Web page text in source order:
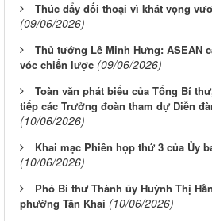
Thúc đẩy đối thoại vì khát vọng
(09/06/2026)
Thủ tướng Lê Minh Hưng: ASEAN
vóc chiến lược (09/06/2026)
Toàn văn phát biểu của Tổng Bí
tiếp các Trưởng đoàn tham dự Diễn
(10/06/2026)
Khai mạc Phiên họp thứ 3 của Ủy
(10/06/2026)
Phó Bí thư Thành ủy Huỳnh Thị
phường Tân Khai (10/06/2026)